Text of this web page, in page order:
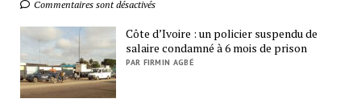
Commentaires sont désactivés
Côte d’Ivoire : un policier suspendu de
salaire condamné à 6 mois de prison
PAR FIRMIN AGBÉ